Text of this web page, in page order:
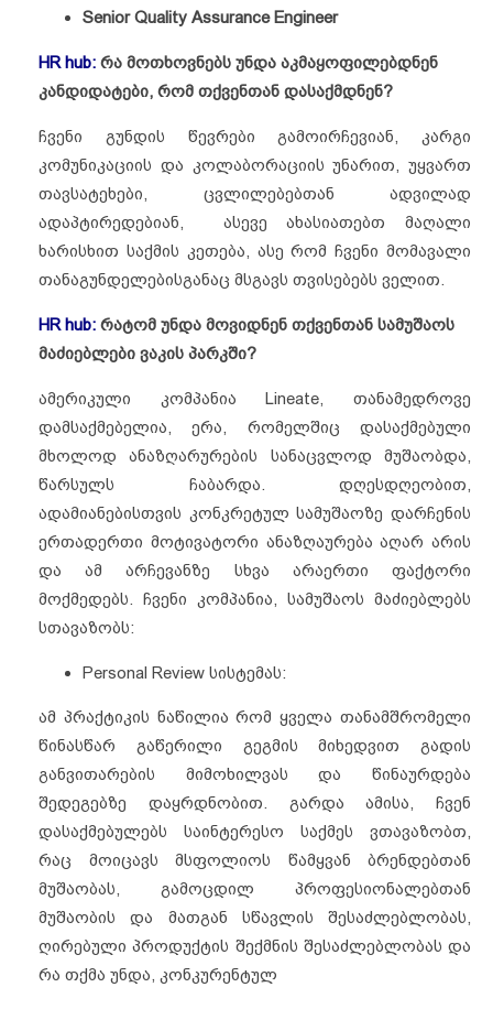
Senior Quality Assurance Engineer
HR hub: რა მოთხოვნებს უნდა აკმაყოფილებდნენ
კანდიდატები, რომ თქვენთან დასაქმდნენ?
ჩვენი გუნდის წევრები გამოირჩევიან, კარგი
კომუნიკაციის და კოლაბორაციის უნარით, უყვართ
თავსატეხები, ცვლილებებთან ადვილად
ადაპტირედებიან, ასევე ახასიათებთ მაღალი
ხარისხით საქმის კეთება, ასე რომ ჩვენი მომავალი
თანაგუნდელებისგანაც მსგავს თვისებებს ველით.
HR hub: რატომ უნდა მოვიდნენ თქვენთან სამუშაოს
მაძიებლები ვაკის პარკში?
ამერიკული კომპანია Lineate, თანამედროვე
დამსაქმებელია, ერა, რომელშიც დასაქმებული
მხოლოდ ანაზღარურების სანაცვლოდ მუშაობდა,
წარსულს ჩაბარდა. დღესდღეობით,
ადამიანებისთვის კონკრეტულ სამუშაოზე დარჩენის
ერთადერთი მოტივატორი ანაზღაურება აღარ არის
და ამ არჩევანზე სხვა არაერთი ფაქტორი
მოქმედებს. ჩვენი კომპანია, სამუშაოს მაძიებლებს
სთავაზობს:
Personal Review სისტემას:
ამ პრაქტიკის ნაწილია რომ ყველა თანამშრომელი
წინასწარ გაწერილი გეგმისმიხედვით გადის
განვითარების მიმოხილვას და წინაურდება
შედეგებზე დაყრდნობით. გარდა ამისა, ჩვენ
დასაქმებულებს საინტერესო საქმეს ვთავაზობთ,
რაც მოიცავს მსფოლიოს წამყვან ბრენდებთან
მუშაობას, გამოცდილ პროფესიონალებთან
მუშაობის და მათგან სწავლის შესაძლებლობას,
ღირებულიპროდუქტის შექმნის შესაძლებლობას და
რა თქმა უნდა, კონკურენტულ